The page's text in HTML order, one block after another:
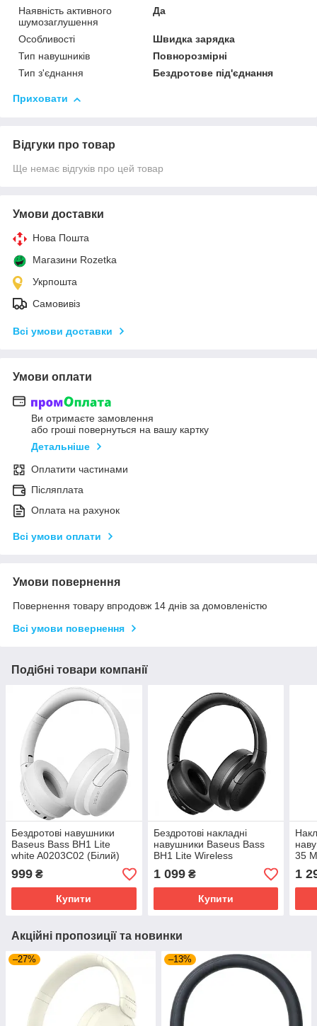
Наявність активного
шумозаглушення
Да
Особливості
Швидка зарядка
Тип навушників
Повнорозмірні
Тип з'єднання
Бездротове під'єднання
Приховати
Відгуки про товар
Ще немає відгуків про цей товар
Умови доставки
Нова Пошта
Магазини Rozetka
Укрпошта
Самовивіз
Всі умови доставки
Умови оплати
Ви отримаєте замовлення
або гроші повернуться на вашу картку
Детальніше
Оплатити частинами
Післяплата
Оплата на рахунок
Всі умови оплати
Умови повернення
Повернення товару впродовж 14 днів за домовленістю
Всі умови повернення
Подібні товари компанії
Бездротові навушники
Baseus Bass BH1 Lite
white A0203C02 (Білий)
999 ₴
Купити
Бездротові накладні
навушники Baseus Bass
BH1 Lite Wireless
Headphones Cosmic Black
(A0203C00) Чорний
1 099₴
Купити
35
1
Акційні пропозиції та новинки
–27% –13%